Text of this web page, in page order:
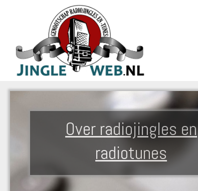
Over radiojingles en
radiotunes